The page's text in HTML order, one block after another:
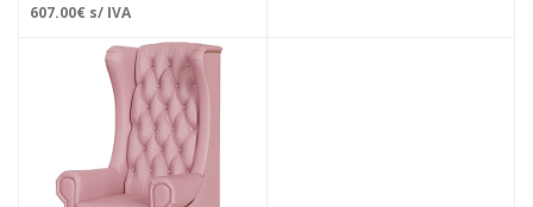
607.00€ s/ IVA